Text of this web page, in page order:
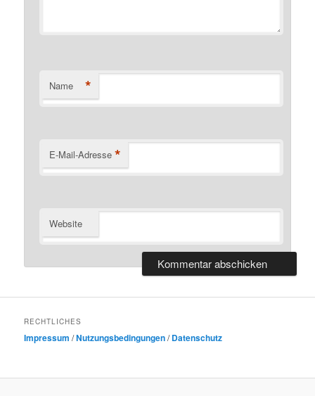
Name *
E-Mail-Adresse *
Website
RECHTLICHES
Impressum /Nutzungsbedingungen/Datenschutz